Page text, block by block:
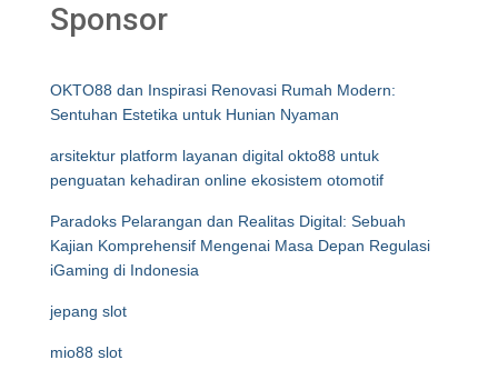
Sponsor
OKTO88 dan Inspirasi Renovasi Rumah Modern:
Sentuhan Estetika untuk Hunian Nyaman
arsitektur platform layanan digital okto88 untuk
penguatan kehadiran online ekosistem otomotif
Paradoks Pelarangan dan Realitas Digital: Sebuah
Kajian Komprehensif Mengenai Masa Depan Regulasi
iGaming di Indonesia
jepang slot
mio88 slot